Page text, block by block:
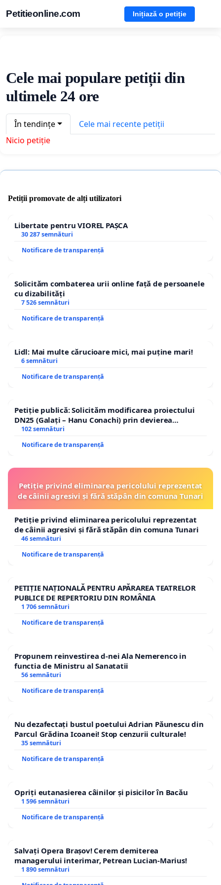
Petitieonline.com Inițiază o petiție
Cele mai populare petiții din
ultimele 24 ore
În tendințe
Cele mai recente petiții
Nicio petiție
Petiții promovate de alți utilizatori
Libertate pentru VIOREL PAȘCA
30 287 semnături
Notificare de transparență
Solicităm combaterea urii online față de persoanele
cu dizabilități
7 526 semnături
Notificare de transparență
Lidl: Mai multe cărucioare mici, mai puține mari!
6 semnături
Notificare de transparență
Petiție publică: Solicităm modificarea proiectului
DN25 (Galați – Hanu Conachi) prin devierea
traseului în afara localităților!
102 semnături
Notificare de transparență
Petiție privind eliminarea pericolului reprezentat
de câinii agresivi și fără stăpân din comuna Tunari
Petiție privind eliminarea pericolului reprezentat
de câinii agresivi și fără stăpân din comuna Tunari
46 semnături
Notificare de transparență
PETIȚIE NAȚIONALĂ PENTRU APĂRAREA TEATRELOR
PUBLICE DE REPERTORIU DIN ROMÂNIA
1 706 semnături
Notificare de transparență
Propunem reinvestirea d-nei Ala Nemerenco in
functia de Ministru al Sanatatii
56 semnături
Notificare de transparență
Nu dezafectați bustul poetului Adrian Păunescu din
Parcul Grădina Icoanei! Stop cenzurii culturale!
35 semnături
Notificare de transparență
Opriți eutanasierea câinilor și pisicilor în Bacău
1 596 semnături
Notificare de transparență
Salvați Opera Brașov! Cerem demiterea
managerului interimar, Petrean Lucian-Marius!
1 890 semnături